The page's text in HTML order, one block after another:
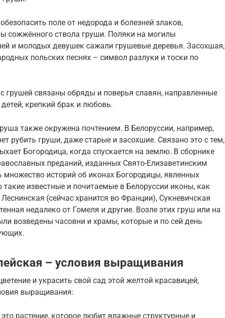
поле от недорода и болезней злаков,
сожжённого ствола груши. Поляки на могилы
и молодых девушек сажали грушевые деревья. Засохшая,
польских песнях – символ разлуки и тоски по
грушей связаны обряды и поверья славян, направленные
крепкий брак и любовь.
также окружена почтением. В Белоруссии, например,
рубить груши, даже старые и засохшие. Связано это с тем,
Богородица, когда спускается на землю. В сборнике
преданий, изданных Свято-Елизаветинским
историй об иконах Богородицы, явленных
известные и почитаемые в Белоруссии иконы, как
(сейчас хранится во Франции), Сукневичская
недалеко от Гомеля и другие. Возле этих груш или на
возведены часовни и храмы, которые и по сей день
– условия выращивания
и украсить свой сад этой желтой красавицей,
выращивания:
растение, которое любит влажные структурные и